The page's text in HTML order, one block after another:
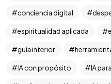
conciencia digital
espiritualidad aplicada
guía interior
IA con propósito IA